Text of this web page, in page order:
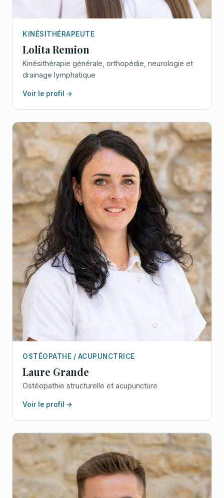
KINÉSITHÉRAPEUTE
Lolita Remion
Kinésithérapie générale, orthopédie, neurologie et
drainage lymphatique
Voir le profil →
OSTÉOPATHE / ACUPUNCTRICE
Laure Grande
Ostéopathie structurelle et acupuncture
Voir le profil →